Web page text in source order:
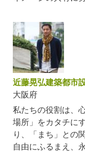
近藤晃弘建築都市
大阪府
私たちの役割は、
場所」をカタチに
り、「まち」との
自由にふるまえ、